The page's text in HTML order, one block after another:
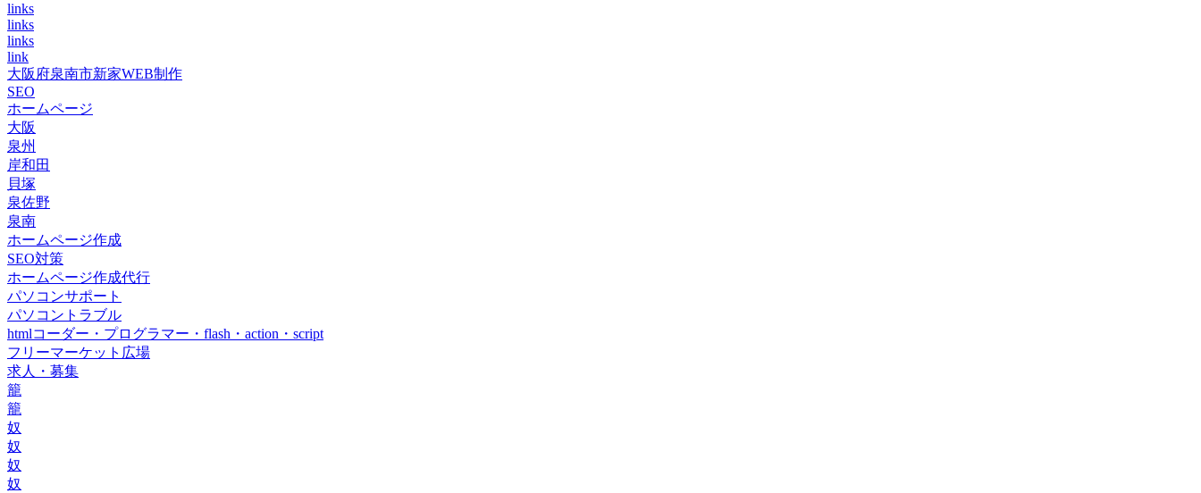
links
links
links
link
大阪府泉南市新家WEB制作
SEO
ホームページ
大阪
泉州
岸和田
貝塚
泉佐野
泉南
ホームページ作成
SEO対策
ホームページ作成代行
パソコンサポート
パソコントラブル
htmlコーダー・プログラマー・flash・action・script
フリーマーケット広場
求人・募集
籠
籠
奴
奴
奴
奴